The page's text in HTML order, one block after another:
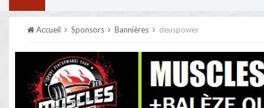
Accueil Sponsors Bannières deuspower